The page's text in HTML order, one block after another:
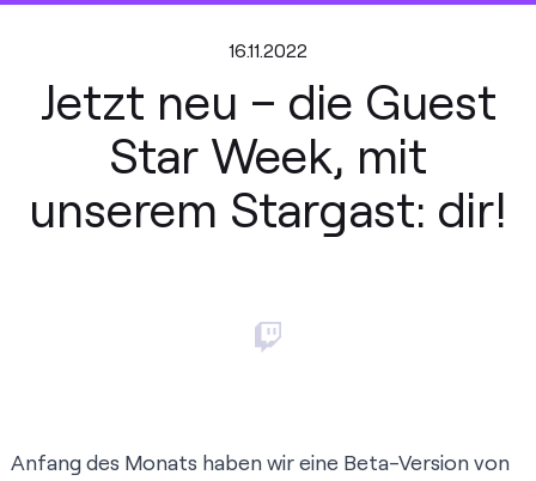
16.11.2022
Jetzt neu – die Guest
Star Week, mit
unserem Stargast: dir!
Anfang des Monats haben wir eine Beta-Version von